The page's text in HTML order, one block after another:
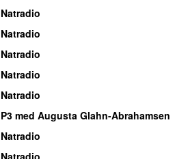
Natradio
Natradio
Natradio
Natradio
Natradio
P3 med Augusta Glahn-Abrahamsen
Natradio
Natradio